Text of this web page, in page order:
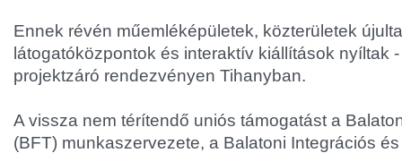
Ennek révén műemléképületek, közterületek
látogatóközpontok és interaktív kiállítások nyíltak
projektzáró rendezvényen Tihanyban.
A vissza nem térítendő uniós támogatást a
(BFT) munkaszervezete, a Balatoni Integrációs